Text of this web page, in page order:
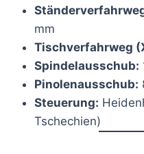
mm
Tischverfahrweg
Spindelausschub:
Pinolenausschub:
Steuerung:
Tschechien)